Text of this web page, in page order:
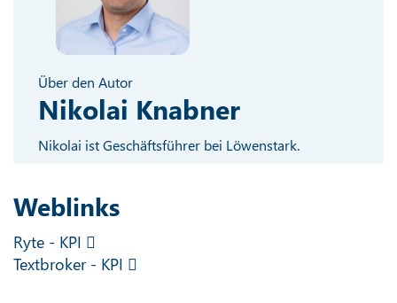
Über den Autor
Nikolai Knabner
Nikolai ist Geschäftsführer bei Löwenstark.
Weblinks
Ryte - KPI
Textbroker - KPI